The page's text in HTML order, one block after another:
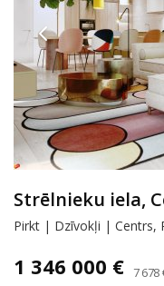
Strēlnieku iela,
Pirkt | Dzīvokļi | Centrs,
1 346 000 € 7 678